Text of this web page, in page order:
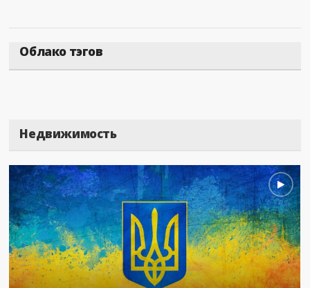
Облако тэгов
Недвижимость